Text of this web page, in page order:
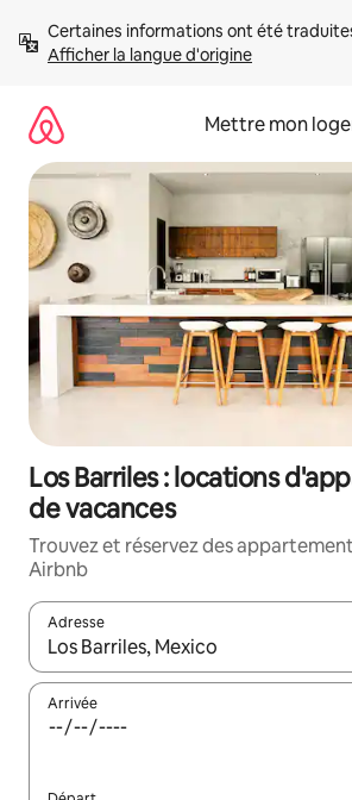
directement
Afficher la langue d'origine
Mettre mon
Los Barriles : locations
de vacances
Trouvez et réservez des
Airbnb
Adresse
Lorsque les résultats s'affichent,
Arrivée